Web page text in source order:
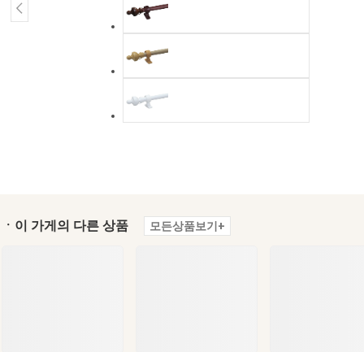
ㆍ이 가게의 다른 상품 모든상품보기+